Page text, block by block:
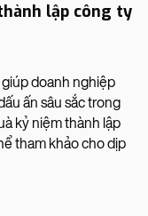
lập công ty
doanh nghiệp
ấn sâu sắc trong
kỷ niệm thành lập
tham khảo cho dịp